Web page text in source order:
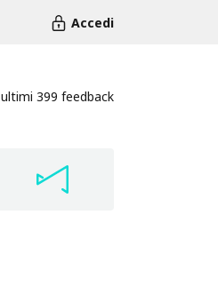
Accedi
ultimi 399 feedback